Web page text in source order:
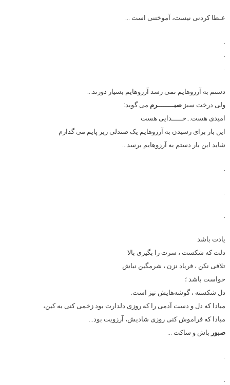
عـطا کردنی نیست، آموختنی است …
.
.
.
دستم به آرزوهایم نمی رسد آرزوهایم بسیار دورند…
ولی درخت سبز صبــــــــرم می گوید:
امیدی هست…خـــــدایی هست
این بار برای رسیدن به آرزوهایم یک صندلی زیر پایم می گذارم
شاید این بار دستم به آرزوهایم برسد…
.
.
.
یادت باشد
دلت که شکست ، سرت را بگیری بالا
تلافی نکن ، فریاد نزن ، شرمگین نباش
حواست باشد ؛
دل شکسته ، گوشه‌هایش تیز است.
مبادا که دل و دست آدمی را که روزی دلدارت بود زخمی کنی به کین،
مبادا که فراموش کنی روزی شادیش، آرزویت بود…
صبور باش و ساکت …
.
.